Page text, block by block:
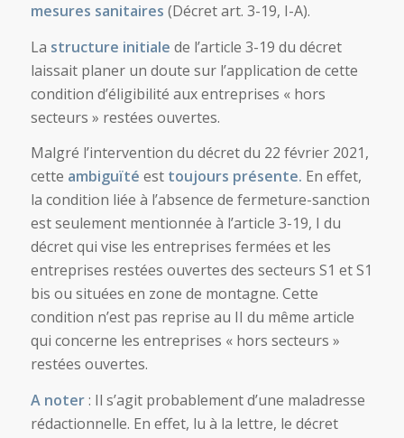
mesures sanitaires (Décret art. 3-19, I-A).
La structure initiale de l’article 3-19 du décret
laissait planer un doute sur l’application de cette
condition d’éligibilité aux entreprises « hors
secteurs » restées ouvertes.
Malgré l’intervention du décret du 22 février 2021,
cette ambiguïté est toujours présente. En effet,
la condition liée à l’absence de fermeture-sanction
est seulement mentionnée à l’article 3-19, I du
décret qui vise les entreprises fermées et les
entreprises restées ouvertes des secteurs S1 et S1
bis ou situées en zone de montagne. Cette
condition n’est pas reprise au II du même article
qui concerne les entreprises « hors secteurs »
restées ouvertes.
A noter: Il s’agit probablement d’une maladresse
rédactionnelle. En effet, lu à la lettre, le décret